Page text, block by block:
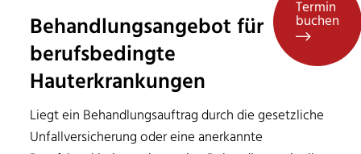
Behandlungsangebot für
berufsbedingte
Hauterkrankungen
Liegt ein Behandlungsauftrag durch die gesetzliche
Unfallversicherung oder eine anerkannte
Termin
buchen